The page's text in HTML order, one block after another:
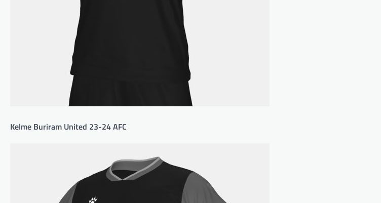
Kelme Buriram United 23-24 AFC